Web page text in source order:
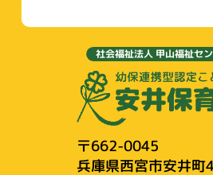
社会福祉法人 甲山福祉セ
〒662-0045
兵庫県西宮市安井町